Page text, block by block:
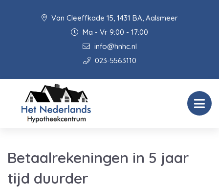
Van Cleeffkade 15, 1431 BA, Aalsmeer
Ma - Vr 9:00 - 17:00
info@hnhc.nl
023-5563110
Betaalrekeningen in 5 jaar
tijd duurder